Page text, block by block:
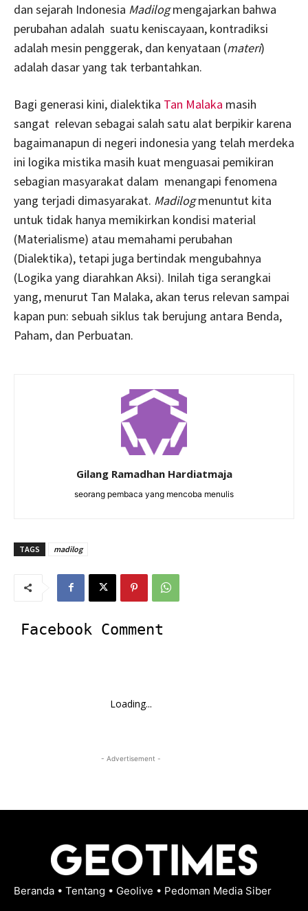
dan sejarah Indonesia Madilogmengajarkan bahwa
perubahan adalah suatu keniscayaan, kontradiksi
adalah mesin penggerak, dan kenyataan (materi)
adalah dasar yang tak terbantahkan.
Bagi generasi kini, dialektika Tan Malaka masih
sangat relevan sebagai salah satu alat berpikir karena
bagaimanapun di negeri indonesia yang telah merdeka
ini logika mistika masih kuat menguasai pemikiran
sebagian masyarakat dalam menangapi fenomena
yang terjadi dimasyarakat. Madilogmenuntut kita
untuk tidak hanya memikirkan kondisi material
(Materialisme) atau memahami perubahan
(Dialektika), tetapi juga bertindak mengubahnya
(Logika yang diarahkan Aksi). Inilah tiga serangkai
yang, menurut Tan Malaka, akan terus relevan sampai
kapan pun: sebuah siklus tak berujung antara Benda,
Paham, dan Perbuatan.
Gilang Ramadhan Hardiatmaja
seorang pembaca yang mencoba menulis
TAGS madilog
Facebook Comment
Loading...
- Advertisement -
Beranda • Tentang • Geolive • Pedoman Media Siber